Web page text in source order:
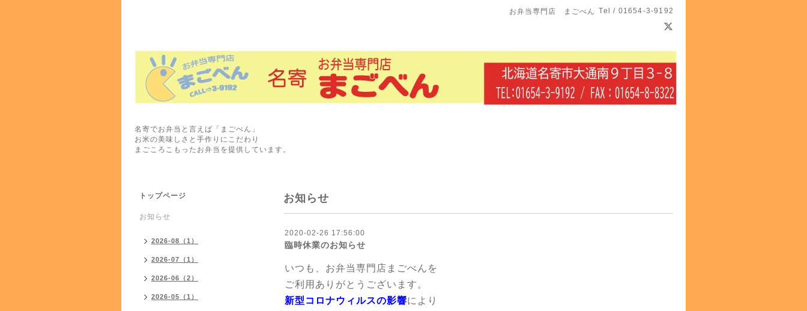
お弁当専門店 まごべん Tel / 01654-3-9192
名寄でお弁当と言えば「まごべん」
お米の美味しさと手作りにこだわり
まごころこもったお弁当を提供しています。
お知らせ
2020-02-26 17:56:00
臨時休業のお知らせ
いつも、お弁当専門店まごべんを
ご利用ありがとうございます。
新型コロナウィルスの影響により
トップページ
お知らせ
2026-08（1）
2026-07（1）
2026-06（2）
2026-05（1）